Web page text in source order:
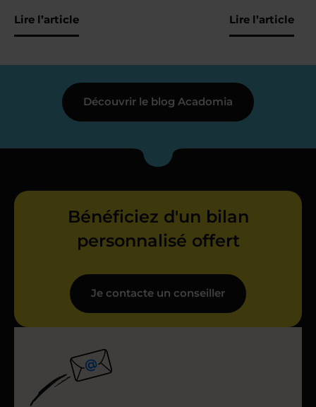
Lire l’article Lire l’article
Découvrir le blog Acadomia
Bénéficiez d'un bilan
personnalisé offert
Je contacte un conseiller